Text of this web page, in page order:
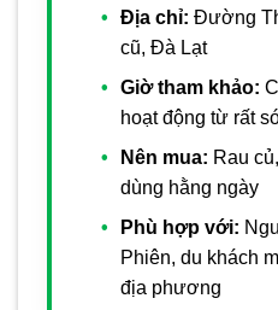
Địa chỉ: Đường
cũ, Đà Lạt
Giờ tham khảo:
hoạt động từ rất
Nên mua: Rau
dùng hằng ngày
Phù hợp với:
Phiên, du khách
địa phương